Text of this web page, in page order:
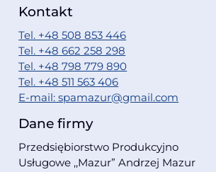
Kontakt
Tel. +48 508 853 446
Tel. +48 662 258 298
Tel. +48 798 779 890
Tel. +48 511 563 406
E-mail: spamazur@gmail.com
Dane firmy
Przedsiębiorstwo Produkcyjno
Usługowe ,,Mazur” Andrzej Mazur